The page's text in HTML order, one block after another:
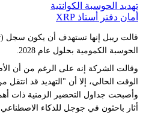
تهديد الحوسبة الكوانتية
أمان دفتر أستاذ XRP
الحوسبة الكمومية بحلول عام 2028.
وقالت الشركة إنه على الرغم من أن
الوقت الحالي، إلا أن "التهديد قد
وأصبحت جداول التحضير الزمنية ذات